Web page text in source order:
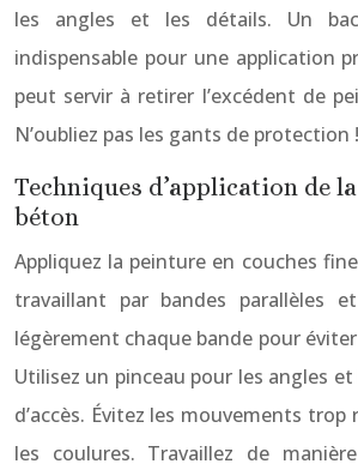
les angles et les détails. Un
indispensable pour une application
peut servir à retirer l’excédent de
N’oubliez pas les gants de protection !
Techniques d’application de
béton
Appliquez la peinture en couches
travaillant par bandes parallèles
légèrement chaque bande pour
Utilisez un pinceau pour les angles
d’accès. Évitez les mouvements trop
les coulures. Travaillez de